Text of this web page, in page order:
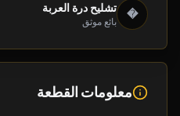
� تشليح درة العربة
بائع موثق
معلومات القطعة